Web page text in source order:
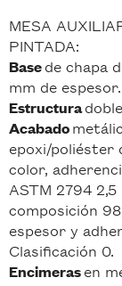
MESA
PINTADA:
Basede chapa
mm de espesor.
Estructura
Acabado
epoxi/poliéster
color,
ASTM 2794
composición
espesor y
Clasificación 0.
Encimerasen